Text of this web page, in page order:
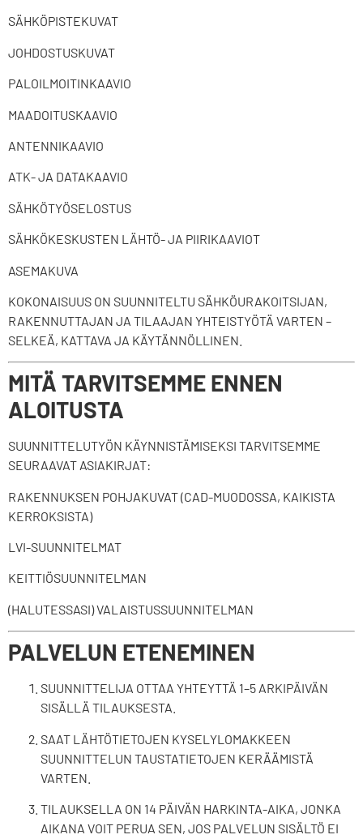
SÄHKÖPISTEKUVAT
JOHDOSTUSKUVAT
PALOILMOITINKAAVIO
MAADOITUSKAAVIO
ANTENNIKAAVIO
ATK- JA DATAKAAVIO
SÄHKÖTYÖSELOSTUS
SÄHKÖKESKUSTEN LÄHTÖ- JA PIIRIKAAVIOT
ASEMAKUVA
KOKONAISUUS ON SUUNNITELTU SÄHKÖURAKOITSIJAN,
RAKENNUTTAJAN JA TILAAJAN YHTEISTYÖTÄ VARTEN –
SELKEÄ, KATTAVA JA KÄYTÄNNÖLLINEN.
MITÄ TARVITSEMME ENNEN
ALOITUSTA
SUUNNITTELUTYÖN KÄYNNISTÄMISEKSI TARVITSEMME
SEURAAVAT ASIAKIRJAT:
RAKENNUKSEN POHJAKUVAT (CAD-MUODOSSA, KAIKISTA
KERROKSISTA)
LVI-SUUNNITELMAT
KEITTIÖSUUNNITELMAN
(HALUTESSASI) VALAISTUSSUUNNITELMAN
PALVELUN ETENEMINEN
SUUNNITTELIJA OTTAA YHTEYTTÄ 1–5 ARKIPÄIVÄN
SISÄLLÄ TILAUKSESTA.
SAAT LÄHTÖTIETOJEN KYSELYLOMAKKEEN
SUUNNITTELUN TAUSTATIETOJEN KERÄÄMISTÄ
VARTEN.
TILAUKSELLA ON 14 PÄIVÄN HARKINTA-AIKA, JONKA
AIKANA VOIT PERUA SEN, JOS PALVELUN SISÄLTÖ EI